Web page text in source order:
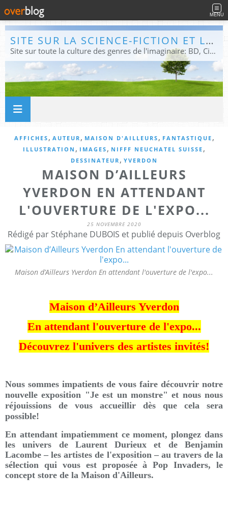
MENU
SITE SUR LA SCIENCE-FICTION ET LE FANTASTIQUE
Site sur toute la culture des genres de l'imaginaire: BD, Cinéma, Livre, Jeux, Théâtre. Présent dans les principaux festivals de film fantastique e de science-fiction, salons et conventions.
AFFICHES , AUTEUR , MAISON D'AILLEURS , FANTASTIQUE ,
ILLUSTRATION , IMAGES , NIFFF NEUCHATEL SUISSE ,
DESSINATEUR , YVERDON
MAISON D’AILLEURS
YVERDON EN ATTENDANT
L'OUVERTURE DE L'EXPO...
25 NOVEMBRE 2020
Rédigé par Stéphane DUBOIS et publié depuis Overblog
Maison d’Ailleurs Yverdon En attendant l'ouverture de l'expo...
Maison d’Ailleurs Yverdon
En attendant l'ouverture de l'expo...
Découvrez l'univers des artistes invités!
Nous sommes impatients de vous faire découvrir notre
nouvelle exposition "Je est un monstre" et nous nous
réjouissions de vous accueillir dès que cela sera
possible!
En attendant impatiemment ce moment, plongez dans
les univers de Laurent Durieux et de Benjamin
Lacombe – les artistes de l'exposition – au travers de la
sélection qui vous est proposée à Pop Invaders, le
concept store de la Maison d'Ailleurs.